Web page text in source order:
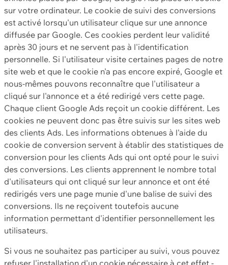
sur votre ordinateur. Le cookie de suivi des conversions
est activé lorsqu'un utilisateur clique sur une annonce
diffusée par Google. Ces cookies perdent leur validité
après 30 jours et ne servent pas à l'identification
personnelle. Si l'utilisateur visite certaines pages de notre
site web et que le cookie n'a pas encore expiré, Google et
nous-mêmes pouvons reconnaître que l'utilisateur a
cliqué sur l'annonce et a été redirigé vers cette page.
Chaque client Google Ads reçoit un cookie différent. Les
cookies ne peuvent donc pas être suivis sur les sites web
des clients Ads. Les informations obtenues à l'aide du
cookie de conversion servent à établir des statistiques de
conversion pour les clients Ads qui ont opté pour le suivi
des conversions. Les clients apprennent le nombre total
d'utilisateurs qui ont cliqué sur leur annonce et ont été
redirigés vers une page munie d'une balise de suivi des
conversions. Ils ne reçoivent toutefois aucune
information permettant d'identifier personnellement les
utilisateurs.
Si vous ne souhaitez pas participer au suivi, vous pouvez